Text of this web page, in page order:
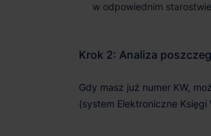
w odpowiednim